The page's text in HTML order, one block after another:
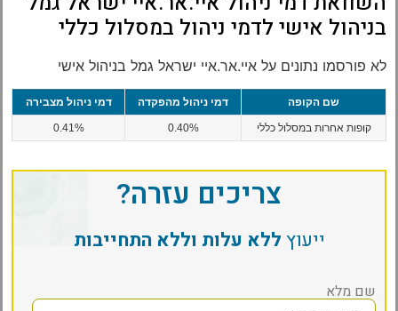
בניהול אישי לדמי ניהול במסלול כללי
לא פורסמו נתונים על איי.אר.איי ישראל גמל בניהול אישי
שם הקופה דמי ניהול מהפקדה דמי ניהול מצבירה
קופות אחרות במסלול כללי 0.40%
0.41%
צריכים עזרה?
ייעוץללא עלות וללא התחייבות
שם מלא